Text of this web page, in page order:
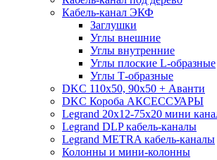
Кабель-канал ЭКФ
Заглушки
Углы внешние
Углы внутренние
Углы плоские L-образные
Углы Т-образные
DKC 110х50, 90х50 + Аванти
DKC Короба АКСЕССУАРЫ
Legrand 20х12-75х20 мини
Legrand DLP кабель-каналы
Legrand METRA кабель-каналы
Колонны и мини-колонны